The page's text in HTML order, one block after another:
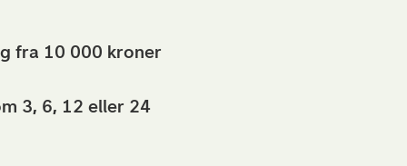
fra 10 000 kroner
3, 6, 12 eller 24